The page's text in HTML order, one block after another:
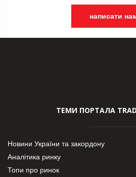
написати
ТЕМИ ПОРТАЛА
Новини України та закордону
Аналітика ринку
Топи про ринок